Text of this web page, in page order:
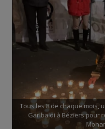
Tous les 8 de chaque mois,
Garibaldi à Béziers pour